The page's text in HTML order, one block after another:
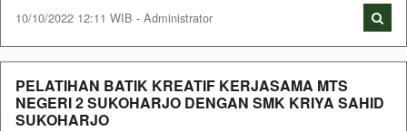
10/10/2022 12:11 WIB - Administrator
PELATIHAN BATIK KREATIF KERJASAMA MTS
NEGERI 2 SUKOHARJO DENGAN SMK KRIYA SAHID
SUKOHARJO